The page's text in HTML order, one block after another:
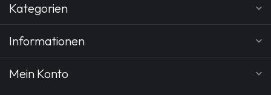
Kategorien
Informationen
Mein Konto